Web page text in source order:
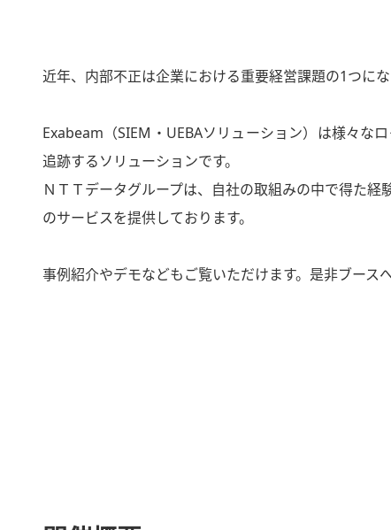
近年、内部不正は企業における重要経営課題の1つにな
Exabeam（SIEM・UEBAソリューション）は様々な
追跡するソリューションです。​
ＮＴＴデータグループは、自社の取組みの中で得た
のサービスを提供しております。
事例紹介やデモなどもご覧いただけます。是非ブース